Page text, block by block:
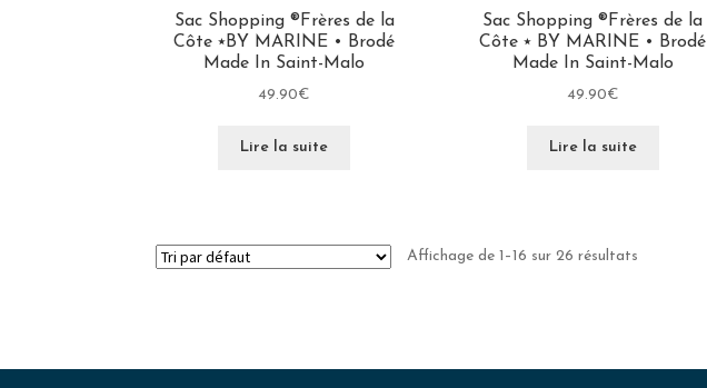
Sac Shopping ®Frères de la
Côte ⭑BY MARINE • Brodé
Made In Saint-Malo
49.90€
Lire la suite
Sac Shopping ®Frères de la
Côte ⭑ BY MARINE • Brodé
Made In Saint-Malo
49.90€
Lire la suite
Affichage de 1–16 sur 26 résultats